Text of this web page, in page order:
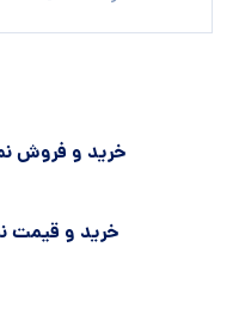
خرید و فروش
خرید و قیمت